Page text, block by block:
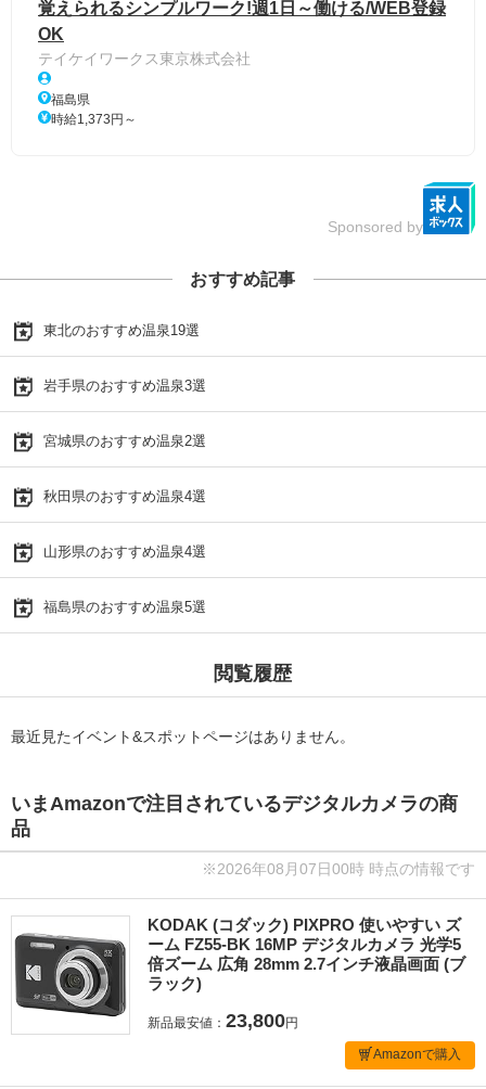
覚えられるシンプルワーク!週1日～働ける/WEB登録
OK
テイケイワークス東京株式会社
福島県
時給1,373円～
Sponsored by
おすすめ記事
東北のおすすめ温泉19選
岩手県のおすすめ温泉3選
宮城県のおすすめ温泉2選
秋田県のおすすめ温泉4選
山形県のおすすめ温泉4選
福島県のおすすめ温泉5選
閲覧履歴
最近見たイベント&スポットページはありません。
いまAmazonで注目されているデジタルカメラの商
品
※2026年08月07日00時 時点の情報です
KODAK (コダック) PIXPRO 使いやすい ズ
ーム FZ55-BK 16MP デジタルカメラ 光学5
倍ズーム 広角 28mm 2.7インチ液晶画面 (ブ
ラック)
新品最安値： 23,800円
Amazonで購入